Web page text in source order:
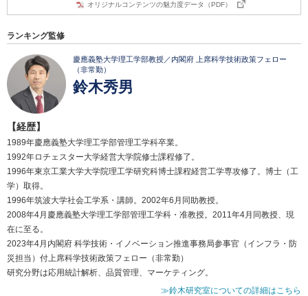
オリジナルコンテンツの魅力度データ（PDF）
ランキング監修
慶應義塾大学理工学部教授／内閣府 上席科学技術政策フェロー
（非常勤）
鈴木秀男
【経歴】
1989年慶應義塾大学理工学部管理工学科卒業。
1992年ロチェスター大学経営大学院修士課程修了。
1996年東京工業大学大学院理工学研究科博士課程経営工学専攻修了。博士（工
学）取得。
1996年筑波大学社会工学系・講師。2002年6月同助教授。
2008年4月慶應義塾大学理工学部管理工学科・准教授。2011年4月同教授、現
在に至る。
2023年4月内閣府 科学技術・イノベーション推進事務局参事官（インフラ・防
災担当）付上席科学技術政策フェロー（非常勤）
研究分野は応用統計解析、品質管理、マーケティング。
≫鈴木研究室についての詳細はこちら